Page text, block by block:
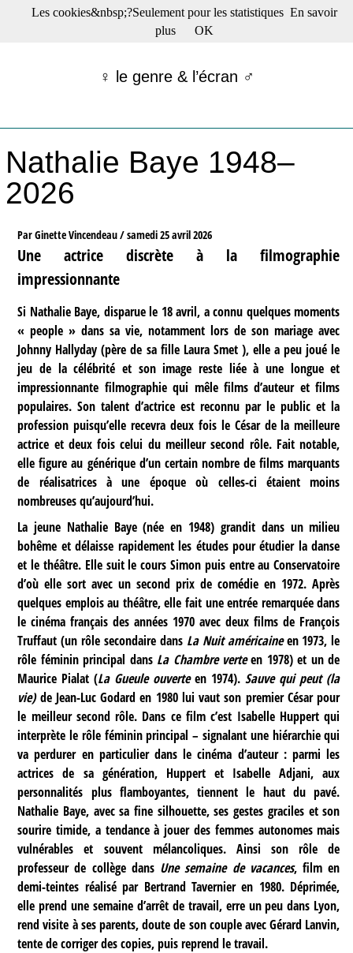
☰ Menu
Films récents
Tribunes
Archives
S’abonner à la Lettre !
♀ le genre & l’écran ♂
Nathalie Baye 1948–
2026
Par Ginette Vincendeau /samedi 25 avril 2026
Une actrice discrète à la filmographie
impressionnante
Si Nathalie Baye, disparue le 18 avril, a connu quelques moments
« people » dans sa vie, notamment lors de son mariage avec
Johnny Hallyday (père de sa fille Laura Smet ), elle a peu joué le
jeu de la célébrité et son image reste liée à une longue et
impressionnante filmographie qui mêle films d’auteur et films
populaires. Son talent d’actrice est reconnu par le public et la
profession puisqu’elle recevra deux fois le César de la meilleure
actrice et deux fois celui du meilleur second rôle. Fait notable,
elle figure au générique d’un certain nombre de films marquants
de réalisatrices à une époque où celles-ci étaient moins
nombreuses qu’aujourd’hui.
La jeune Nathalie Baye (née en 1948) grandit dans un milieu
bohême et délaisse rapidement les études pour étudier la danse
et le théâtre. Elle suit le cours Simon puis entre au Conservatoire
d’où elle sort avec un second prix de comédie en 1972. Après
quelques emplois au théâtre, elle fait une entrée remarquée dans
le cinéma français des années 1970 avec deux films de François
Truffaut (un rôle secondaire dans La Nuit américaineen 1973, le
rôle féminin principal dans La Chambre verteen 1978) et un de
Maurice Pialat (La Gueule ouverteen 1974).Sauve qui peut (la
vie)de Jean-Luc Godard en 1980 lui vaut son premier César pour
le meilleur second rôle. Dans ce film c’est Isabelle Huppert qui
interprète le rôle féminin principal – signalant une hiérarchie qui
va perdurer en particulier dans le cinéma d’auteur : parmi les
actrices de sa génération, Huppert et Isabelle Adjani, aux
personnalités plus flamboyantes, tiennent le haut du pavé.
Nathalie Baye, avec sa fine silhouette, ses gestes graciles et son
sourire timide, a tendance à jouer des femmes autonomes mais
vulnérables et souvent mélancoliques. Ainsi son rôle de
professeur de collège dans Une semaine de vacances, film en
demi-teintes réalisé par Bertrand Tavernier en 1980. Déprimée,
elle prend une semaine d’arrêt de travail, erre un peu dans Lyon,
rend visite à ses parents, doute de son couple avec Gérard Lanvin,
tente de corriger des copies, puis reprend le travail.
Les cookies&nbsp;?Seulement pour les statistiques En savoir
plus
OK